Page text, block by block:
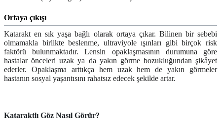
Ortaya çıkışı
Katarakt en sık yaşa bağlı olarak ortaya çıkar. Bilinen bir sebebi
olmamakla birlikte beslenme, ultraviyole ışınları gibi birçok risk
faktörü bulunmaktadır. Lensin opaklaşmasının durumuna göre
hastalar önceleri uzak ya da yakın görme bozukluğundan şikâyet
ederler. Opaklaşma arttıkça hem uzak hem de yakın görmeler
hastanın sosyal yaşantısını rahatsız edecek şekilde artar.
Kataraktlı Göz Nasıl Görür?